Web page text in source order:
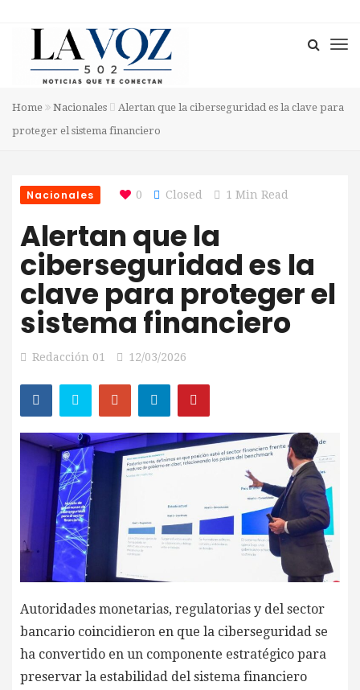
Home Nacionales
Alertan que la ciberseguridad es la clave para
proteger el sistema financiero
Nacionales 0 Closed 1 Min Read
Alertan que la
ciberseguridad es la
clave para proteger el
sistema financiero
Redacción 01 12/03/2026
Autoridades monetarias, regulatorias y del sector
bancario coincidieron en que la ciberseguridad se
ha convertido en un componente estratégico para
preservar la estabilidad del sistema financiero